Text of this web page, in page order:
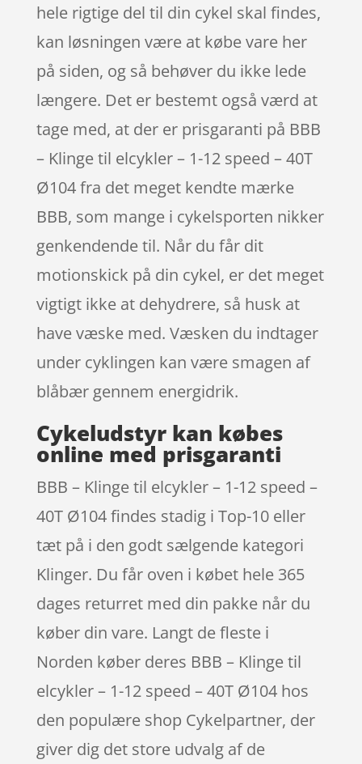
hele rigtige del til din cykel skal findes,
kan løsningen være at købe vare her
på siden, og så behøver du ikke lede
længere. Det er bestemt også værd at
tage med, at der er prisgaranti på BBB
– Klinge til elcykler – 1-12 speed – 40T
Ø104 fra det meget kendte mærke
BBB, som mange i cykelsporten nikker
genkendende til. Når du får dit
motionskick på din cykel, er det meget
vigtigt ikke at dehydrere, så husk at
have væske med. Væsken du indtager
under cyklingen kan være smagen af
blåbær gennem energidrik.
Cykeludstyr kan købes
online med prisgaranti
BBB – Klinge til elcykler – 1-12 speed –
40T Ø104 findes stadig i Top-10 eller
tæt på i den godt sælgende kategori
Klinger. Du får oven i købet hele 365
dages returret med din pakke når du
køber din vare. Langt de fleste i
Norden køber deres BBB – Klinge til
elcykler – 1-12 speed – 40T Ø104 hos
den populære shop Cykelpartner, der
giver dig det store udvalg af de